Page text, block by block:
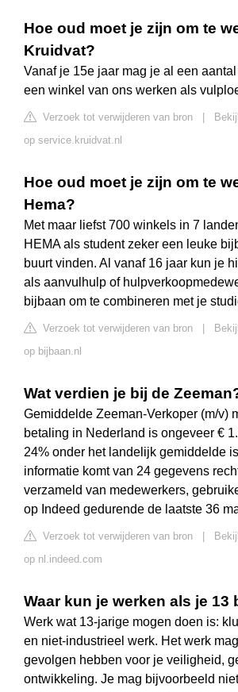
Hoe oud moet je zijn om te
Kruidvat?
Vanaf je 15e jaar mag je al een
een winkel van ons werken als
Verzoek tot verwijderen van bron
op service.kruidvat.nl
Hoe oud moet je zijn om te
Hema?
Met maar liefst 700 winkels in 7
HEMA als student zeker een leuke
buurt vinden. Al vanaf 16 jaar kun je
als aanvulhulp of
bijbaan om te combineren met je
Verzoek tot verwijderen van bron
op bijbaan.nl
Wat verdien je bij de
Gemiddelde Zeeman-Verkoper (m/v)
betaling in Nederland is ongeveer €
24% onder het landelijk gemiddelde
informatie komt van 24 gegevens
verzameld van medewerkers,
op Indeed gedurende de laatste 36
Verzoek tot verwijderen van bron
op nl.indeed.com
Waar kun je werken als je 13
Werk wat 13-jarige mogen doen is:
en niet-industrieel werk. Het werk
gevolgen hebben voor je veiligheid,
ontwikkeling. Je mag bijvoorbeeld